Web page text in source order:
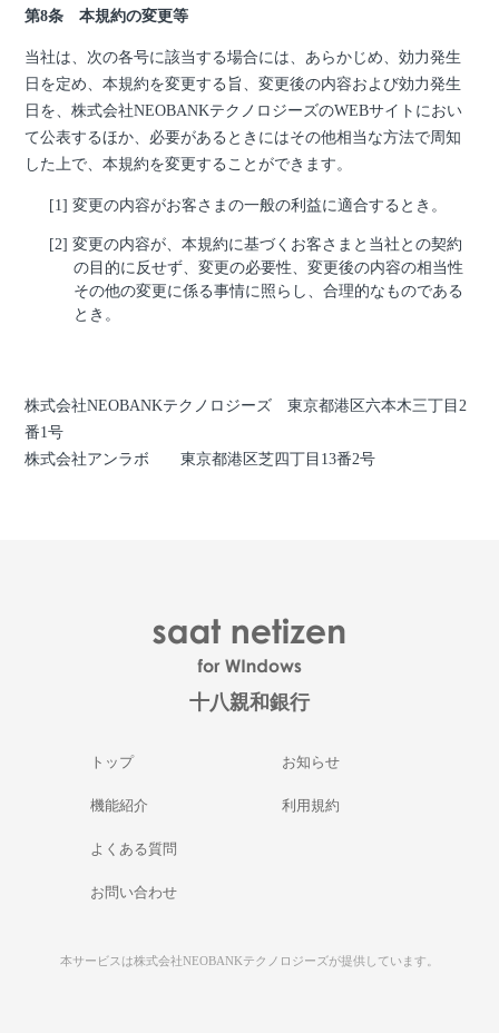
第8条 本規約の変更等
当社は、次の各号に該当する場合には、あらかじめ、効力発生
日を定め、本規約を変更する旨、変更後の内容および効力発生
日を、株式会社NEOBANKテクノロジーズのWEBサイトにおい
て公表するほか、必要があるときにはその他相当な方法で周知
した上で、本規約を変更することができます。
変更の内容がお客さまの一般の利益に適合するとき。
変更の内容が、本規約に基づくお客さまと当社との契約
の目的に反せず、変更の必要性、変更後の内容の相当性
その他の変更に係る事情に照らし、合理的なものである
とき。
株式会社NEOBANKテクノロジーズ 東京都港区六本木三丁目2
番1号
株式会社アンラボ 東京都港区芝四丁目13番2号
十八親和銀行
トップ
機能紹介
よくある質問
お問い合わせ
お知らせ
利用規約
本サービスは株式会社NEOBANKテクノロジーズが提供しています。